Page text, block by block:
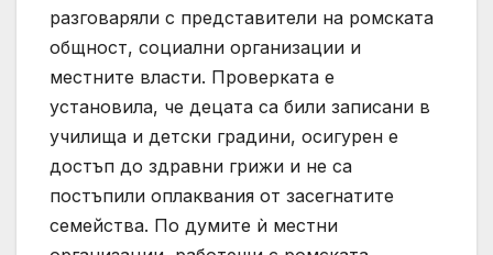
разговаряли с представители на ромската
общност, социални организации и
местните власти. Проверката е
установила, че децата са били записани в
училища и детски градини, осигурен е
достъп до здравни грижи и не са
постъпили оплаквания от засегнатите
семейства. По думите ѝ местни